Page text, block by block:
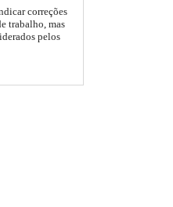
correções
trabalho, mas
pelos